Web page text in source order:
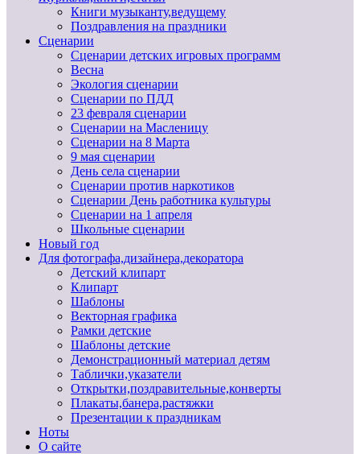
Книги музыканту,ведущему
Поздравления на праздники
Сценарии
Сценарии детских игровых программ
Весна
Экология сценарии
Сценарии по ПДД
23 февраля сценарии
Сценарии на Масленицу
Сценарии на 8 Марта
9 мая сценарии
День села сценарии
Сценарии против наркотиков
Сценарии День работника культуры
Сценарии на 1 апреля
Школьные сценарии
Новый год
Для фотографа,дизайнера,декоратора
Детский клипарт
Клипарт
Шаблоны
Векторная графика
Рамки детские
Шаблоны детские
Демонстрационный материал детям
Таблички,указатели
Открытки,поздравительные,конверты
Плакаты,банера,растяжки
Презентации к праздникам
Ноты
О сайте